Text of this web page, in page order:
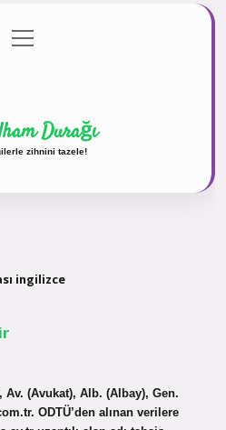
Politikası
menüyü
aç
Durağı
zihnini tazele!
ingilizce
Av. (Avukat), Alb. (Albay), Gen.
ODTÜ’den alınan verilere